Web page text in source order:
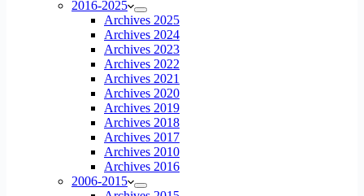
2016-2025
Archives 2025
Archives 2024
Archives 2023
Archives 2022
Archives 2021
Archives 2020
Archives 2019
Archives 2018
Archives 2017
Archives 2010
Archives 2016
2006-2015